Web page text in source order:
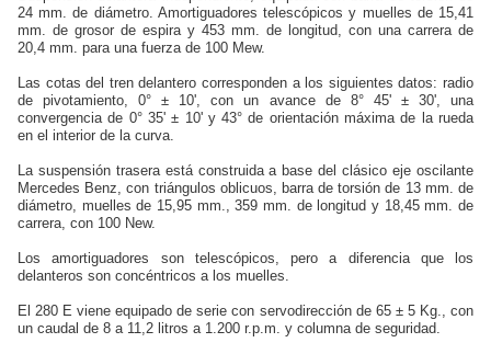
24 mm. de diámetro. Amortiguadores telescópicos y muelles de 15,41
mm. de grosor de espira y 453 mm. de longitud, con una carrera de
20,4 mm. para una fuerza de 100 Mew.
Las cotas del tren delantero corresponden a los siguientes datos: radio
de pivotamiento, 0° ± 10', con un avance de 8° 45' ± 30', una
convergencia de 0° 35' ± 10' y 43° de orientación máxima de la rueda
en el interior de la curva.
La suspensión trasera está construida a base del clásico eje oscilante
Mercedes Benz, con triángulos oblicuos, barra de torsión de 13 mm. de
diámetro, muelles de 15,95 mm., 359 mm. de longitud y 18,45 mm. de
carrera, con 100 New.
Los amortiguadores son telescópicos, pero a diferencia que los
delanteros son concéntricos a los muelles.
El 280 E viene equipado de serie con servodirección de 65 ± 5 Kg., con
un caudal de 8 a 11,2 litros a 1.200 r.p.m. y columna de seguridad.